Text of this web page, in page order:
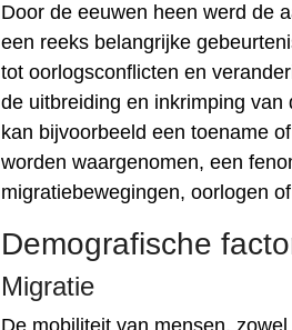
Door de eeuwen heen werd de
een reeks belangrijke
tot oorlogsconflicten en
de uitbreiding en inkrimping
kan bijvoorbeeld een toename
worden waargenomen, een
migratiebewegingen, oorlogen
Demografische
Migratie
De mobiliteit van mensen,